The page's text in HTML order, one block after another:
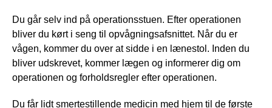
Du går selv ind på operationsstuen. Efter operationen
bliver du kørt i seng til opvågningsafsnittet. Når du er
vågen, kommer du over at sidde i en lænestol. Inden du
bliver udskrevet, kommer lægen og informerer dig om
operationen og forholdsregler efter operationen.
Du får lidt smertestillende medicin med hjem til de første